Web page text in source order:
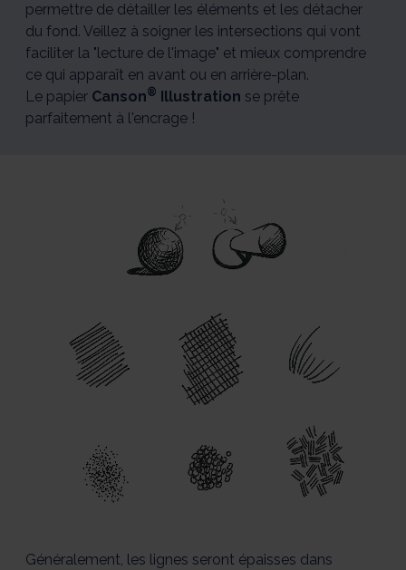
permettre de détailler les éléments et les détacher
du fond. Veillez à soigner les intersections qui vont
faciliter la "lecture de l'image" et mieux comprendre
ce qui apparaît en avant ou en arrière-plan.
Le papier Canson® Illustration se prête
parfaitement à l'encrage !
Généralement, les lignes seront épaisses dans